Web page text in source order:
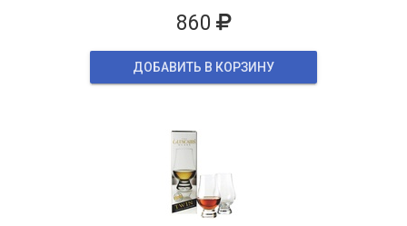
860
ДОБАВИТЬ В КОРЗИНУ